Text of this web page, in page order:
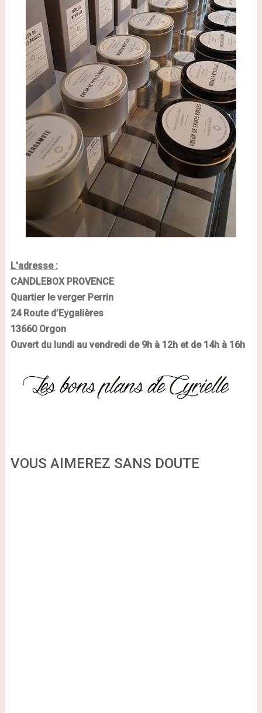
L'adresse :
CANDLEBOX PROVENCE
Quartier le verger Perrin
24 Route d’Eygalières
13660 Orgon
Ouvert du lundi au vendredi de 9h à 12h et de 14h à 16h
VOUS AIMEREZ SANS DOUTE